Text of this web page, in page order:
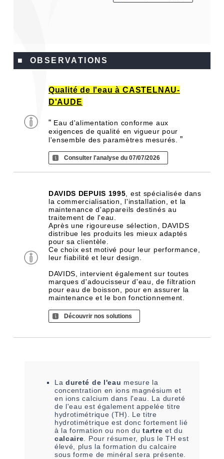
■ OBSERVATIONS
Qualité de l'eau à CASTELNAU-
D'AUDE
“ Eau d'alimentation conforme aux
exigences de qualité en vigueur pour
l'ensemble des paramètres mesurés.”
Consulter l'analyse du 07/07/2026
DAVIDS DEPUIS 1995 , est spécialisée dans
la commercialisation, l'installation, et la
maintenance d'appareils destinés au
traitement de l'eau.
Après une rigoureuse sélection, DAVIDS
distribue les produits les mieux adaptés
pour sa clientèle.
Ce choix est motivé pour leur performance,
leur fiabilité et leur design.
DAVIDS, intervient également sur toutes
marques d'adoucisseur d'eau, de filtration
pour eau de boisson, pour en assurer la
maintenance et le bon fonctionnement.
Découvrir nos solutions
La dureté de l'eau mesure la
concentration en ions magnésium et
en ions calcium dans l'eau. La dureté
de l'eau est également appelée titre
hydrotimétrique (TH). Le titre
hydrotimétrique est donc fortement lié
à la formation ou non dutartre et du
calcaire . Pour résumer, plus le TH est
élevé, plus la formation du calcaire
sous forme de minéral sera présente.